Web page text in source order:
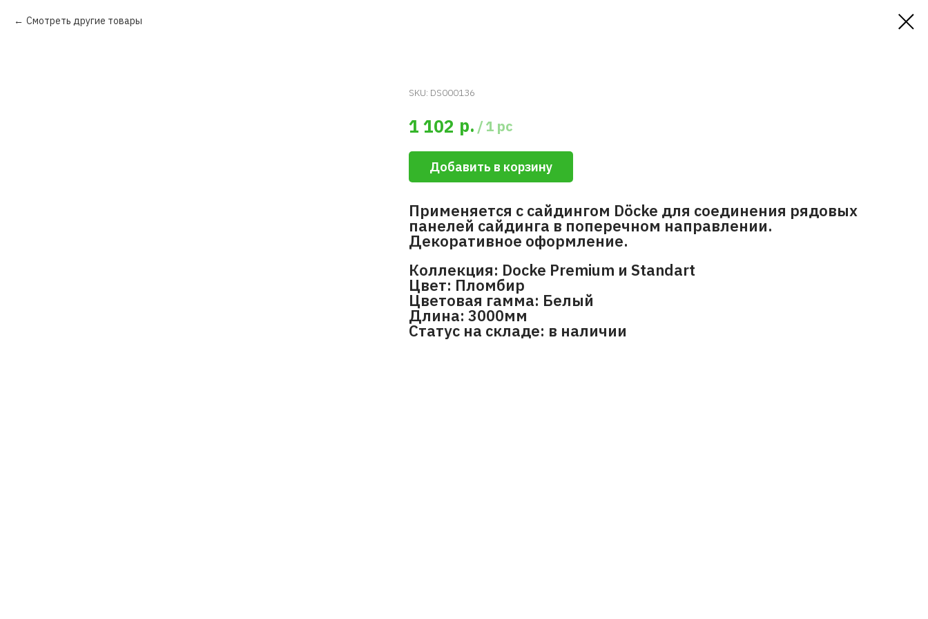
Смотреть другие товары
SKU: DS000136
1 102 р. /1 pc
Добавить в корзину
Применяется с сайдингом Döcke для соединения рядовых
панелей сайдинга в поперечном направлении.
Декоративное оформление.
Коллекция: Docke Premium и Standart
Цвет: Пломбир
Цветовая гамма: Белый
Длина: 3000мм
Статус на складе: в наличии